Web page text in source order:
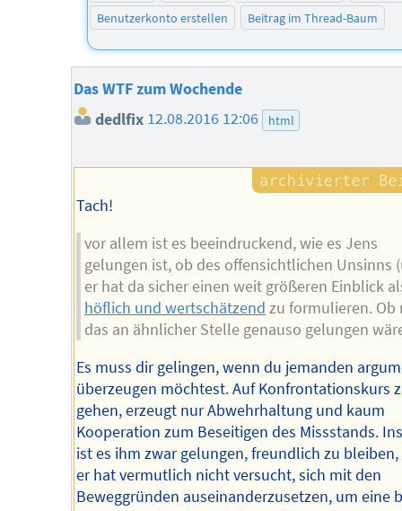
Benutzerkonto erstellen
Beitrag im Thread-Baum
Das WTF zum Wochende
dedlfix 12.08.2016 12:06 html
Tach!
vor allem ist es beeindruckend, wie es Jens
gelungen ist, ob des offensichtlichen Unsinns
er hat da sicher einen weit größeren Einblick
höflich und wertschätzend zu formulieren. Ob
das an ähnlicher Stelle genauso gelungen
Es muss dir gelingen, wenn du jemanden
überzeugen möchtest. Auf Konfrontationskurs
gehen, erzeugt nur Abwehrhaltung und kaum
Kooperation zum Beseitigen des Missstands.
ist es ihm zwar gelungen, freundlich zu bleiben,
er hat vermutlich nicht versucht, sich mit den
Beweggründen auseinanderzusetzen, um eine